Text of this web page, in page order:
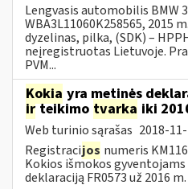
Lengvasis automobilis BMW
WBA3L11060K258565, 2015
dyzelinas, pilka, (SDK) –
neįregistruotas Lietuvoje.
PVM...
Kokia yra metinės
irteikimo tvarka iki
Web turinio sąrašas 2018-
Registracijos numeris
Kokios išmokos
deklaraciją FR0573 už 2016 m.